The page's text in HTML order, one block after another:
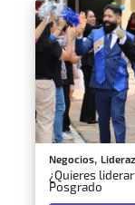
Negocios,
¿Quieres
Posgrado